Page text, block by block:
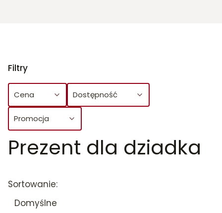
Filtry
Cena Dostępność
Promocja
Koniec filtrów
Prezent dla dziadka
Lista produktów
Sortowanie:
Domyślne